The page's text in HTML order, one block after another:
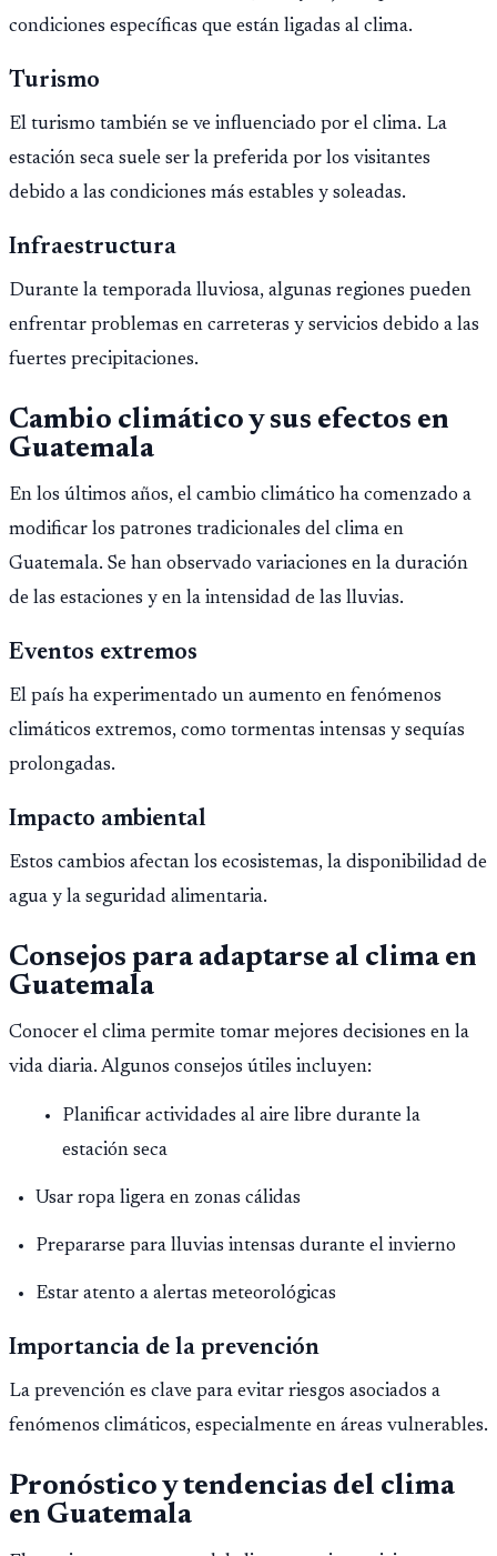
condiciones específicas que están ligadas al clima.
Turismo
El turismo también se ve influenciado por el clima. La
estación seca suele ser la preferida por los visitantes
debido a las condiciones más estables y soleadas.
Infraestructura
Durante la temporada lluviosa, algunas regiones pueden
enfrentar problemas en carreteras y servicios debido a las
fuertes precipitaciones.
Cambio climático y sus efectos en
Guatemala
En los últimos años, el cambio climático ha comenzado a
modificar los patrones tradicionales del clima en
Guatemala. Se han observado variaciones en la duración
de las estaciones y en la intensidad de las lluvias.
Eventos extremos
El país ha experimentado un aumento en fenómenos
climáticos extremos, como tormentas intensas y sequías
prolongadas.
Impacto ambiental
Estos cambios afectan los ecosistemas, la disponibilidad de
agua y la seguridad alimentaria.
Consejos para adaptarse al clima en
Guatemala
Conocer el clima permite tomar mejores decisiones en la
vida diaria. Algunos consejos útiles incluyen:
Planificar actividades al aire libre durante la
estación seca
Usar ropa ligera en zonas cálidas
Prepararse para lluvias intensas durante el invierno
Estar atento a alertas meteorológicas
Importancia de la prevención
La prevención es clave para evitar riesgos asociados a
fenómenos climáticos, especialmente en áreas vulnerables.
Pronóstico y tendencias del clima
en Guatemala